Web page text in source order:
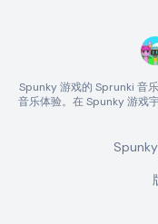
Spunky 游戏的 Sprunki 音
音乐体验。在 Spunky 游戏